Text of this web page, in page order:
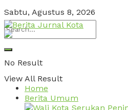
Sabtu, Agustus 8, 2026
No Result
View All Result
Home
Berita Umum